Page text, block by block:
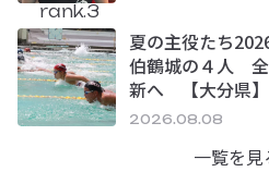
rank.3
夏の主役たち
伯鶴城の４人 全
新へ 【大分県】
2026.08.08
一覧を見